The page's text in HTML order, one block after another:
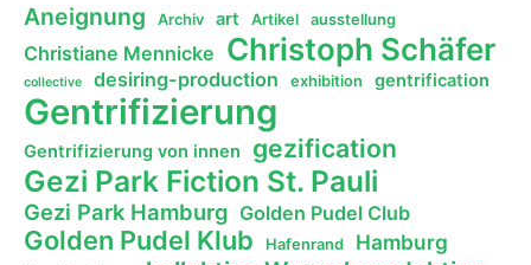
Aneignung Archiv art Artikel ausstellung
Christiane Mennicke Christoph Schäfer
collective desiring-production exhibition gentrification
Gentrifizierung
Gentrifizierung von innen gezification
Gezi Park Fiction St. Pauli
Gezi Park Hamburg Golden Pudel Club
Golden Pudel Klub Hafenrand Hamburg